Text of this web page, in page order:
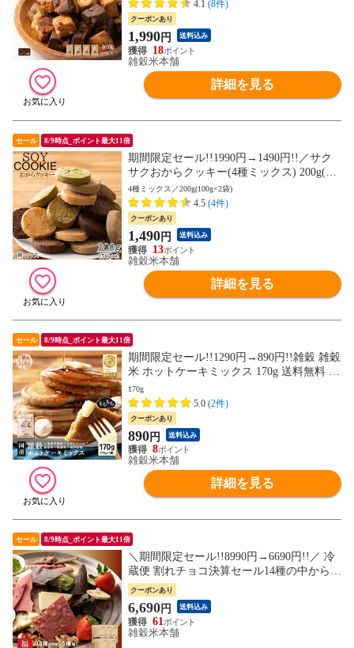
ぷり 間食 送料無料 非常食(個包装・チャッ
ク付き) 初めての方おすすめ 当店のイチオ
シ
4.1 (8件)
クーポンあり
1,990円 送料込み
18
雑穀米本舗
詳細を見る
セール 8/9時点_ポイント最大11倍
期間限定セール!!1990円→1490円!!／サク
サクおからクッキー(4種ミックス) 200g(10
0g×2袋)※割れ欠けあり ヘルシー ダイエッ
ト スイーツ 訳アリ おからパウダー 食物繊
維豊富 (個包装) 【送料無料】
4種ミックス／200g(100g×2袋)
4.5 (4件)
クーポンあり
1,490円 送料込み
13
雑穀米本舗
詳細を見る
セール 8/9時点_ポイント最大11倍
期間限定セール!!1290円→890円!!雑穀 雑穀
米 ホットケーキミックス 170g 送料無料 お
試し 使用用途は無限大 安心の国産原料＆
国内加工 パン作り スウィーツ作り パウダ
ー[粉]
170g
5.0 (2件)
クーポンあり
890円 送料込み
8
雑穀米本舗
詳細を見る
セール 8/9時点_ポイント最大11倍
＼期間限定セール!!8990円→6690円!!／ 冷
蔵便 割れチョコ決算セール14種の中から5
種届くお楽しみセット (個包装) お手軽価格
お試し 送料無料 製菓 製パン材料 業務用
家飲み 訳あり 初めての方おすすめ 当店の
イチオシ
クーポンあり
6,690円 送料込み
61
雑穀米本舗